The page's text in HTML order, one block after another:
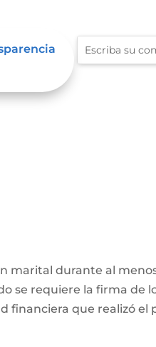
marital durante al
se requiere la firma de
financiera que realizó el